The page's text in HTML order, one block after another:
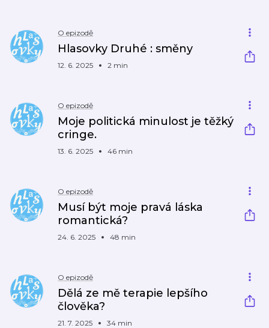
O epizodě
Hlasovky Druhé : směny
12. 6. 2025 2 min
O epizodě
Moje politická minulost je těžký
cringe.
13. 6. 2025 46 min
O epizodě
Musí být moje pravá láska
romantická?
24. 6. 2025 48 min
O epizodě
Dělá ze mě terapie lepšího
člověka?
21. 7. 2025 34 min